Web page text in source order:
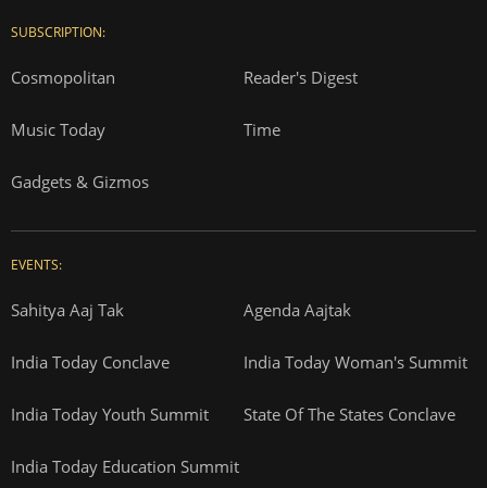
SUBSCRIPTION:
Cosmopolitan Reader's Digest
Music Today Time
Gadgets & Gizmos
EVENTS:
Sahitya Aaj Tak Agenda Aajtak
India Today Conclave India Today Woman's Summit
India Today Youth Summit State Of The States Conclave
India Today Education Summit